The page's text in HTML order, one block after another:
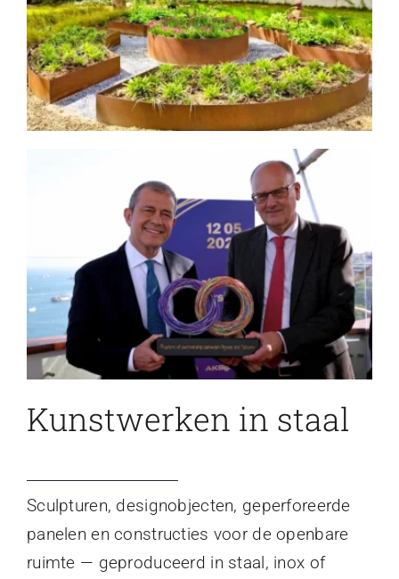
Kunstwerken in staal
Sculpturen, designobjecten, geperforeerde
panelen en constructies voor de openbare
ruimte — geproduceerd in staal, inox of